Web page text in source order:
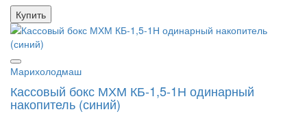
Купить
Марихолодмаш
Кассовый бокс МХМ КБ-1,5-1Н одинарный
накопитель (синий)